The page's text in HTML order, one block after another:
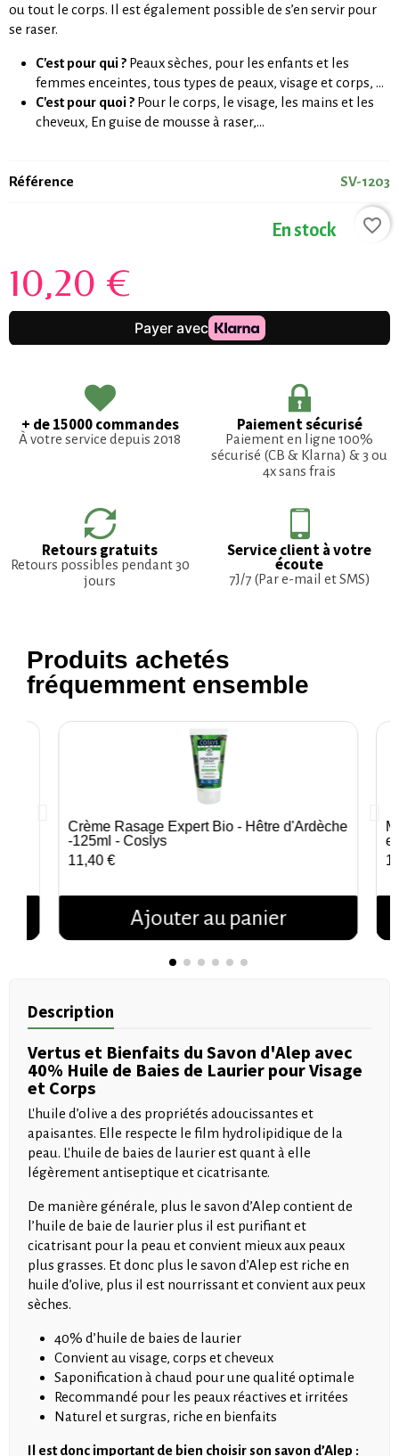
ou tout le corps. Il est également possible de s’en servir pour
se raser.
C'est pour qui ? Peaux sèches, pour les enfants et les
femmes enceintes, tous types de peaux, visage et corps, ...
C'est pour quoi ? Pour le corps, le visage, les mains et les
cheveux, En guise de mousse à raser,...
Référence SV-1203
En stock favorite_border
10,20 €
+ de 15000 commandes
À votre service depuis 2018
Paiement sécurisé
Paiement en ligne 100%
sécurisé (CB & Klarna) & 3 ou
4x sans frais
Retours gratuits
Retours possibles pendant 30
jours
Service client à votre
écoute
7J/7 (Par e-mail et SMS)
Produits achetés
fréquemment ensemble
Aperçu rapide
Crème Rasage Expert Bio - Hêtre d'Ardèche
-125ml - Coslys
11,40 €
Ajouter au panier
Description
Vertus et Bienfaits du Savon d'Alep avec
40% Huile de Baies de Laurier pour Visage
et Corps
L'huile d’olive a des propriétés adoucissantes et
apaisantes. Elle respecte le film hydrolipidique de la
peau. L'huile de baies de laurier est quant à elle
légèrement antiseptique et cicatrisante.
De manière générale, plus le savon d’Alep contient de
l’huile de baie de laurier plus il est purifiant et
cicatrisant pour la peau et convient mieux aux peaux
plus grasses. Et donc plus le savon d’Alep est riche en
huile d’olive, plus il est nourrissant et convient aux peux
sèches.
40% d’huile de baies de laurier
Convient au visage, corps et cheveux
Saponification à chaud pour une qualité optimale
Recommandé pour les peaux réactives et irritées
Naturel et surgras, riche en bienfaits
Il est donc important de bien choisir son savon d’Alep :